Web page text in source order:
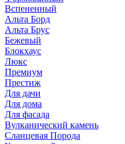
Вспененный
Альта Борд
Альта Брус
Бежевый
Блокхаус
Люкс
Премиум
Престиж
Для дачи
Для дома
Для фасада
Вулканический камень
Сланцевая Порода